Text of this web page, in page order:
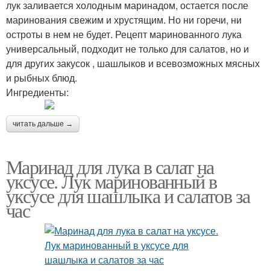
лук заливается холодным маринадом, остается после
маринования свежим и хрустящим. Но ни горечи, ни
остроты в нем не будет. Рецепт маринованного лука
универсальный, подходит не только для салатов, но и
для других закусок , шашлыков и всевозможных мясных
и рыбных блюд.
Ингредиенты:
читать дальше →
Маринад для лука в салат на
уксусе. Лук маринованный в
уксусе для шашлыка и салатов за
час